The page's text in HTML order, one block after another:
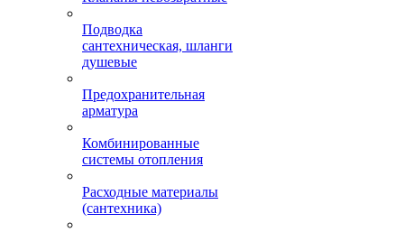
Подводка
сантехническая, шланги
душевые
Предохранительная
арматура
Комбинированные
системы отопления
Расходные материалы
(сантехника)